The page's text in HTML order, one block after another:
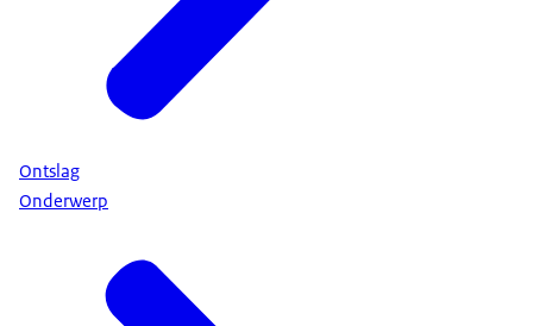
Ontslag
Onderwerp